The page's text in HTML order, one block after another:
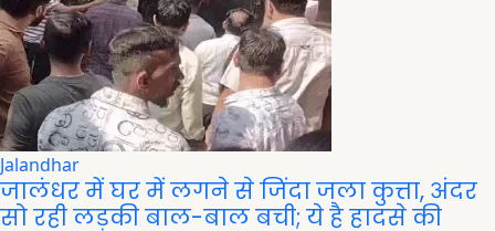
Jalandhar
जालंधर में घर में लगने से जिंदा जला कुत्ता, अंदर
सो रही लड़की बाल-बाल बची; ये है हादसे की